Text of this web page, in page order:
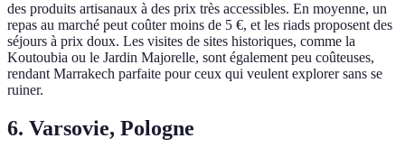
des produits artisanaux à des prix très accessibles. En moyenne, un
repas au marché peut coûter moins de 5 €, et les riads proposent des
séjours à prix doux. Les visites de sites historiques, comme la
Koutoubia ou le Jardin Majorelle, sont également peu coûteuses,
rendant Marrakech parfaite pour ceux qui veulent explorer sans se
ruiner.
6. Varsovie, Pologne